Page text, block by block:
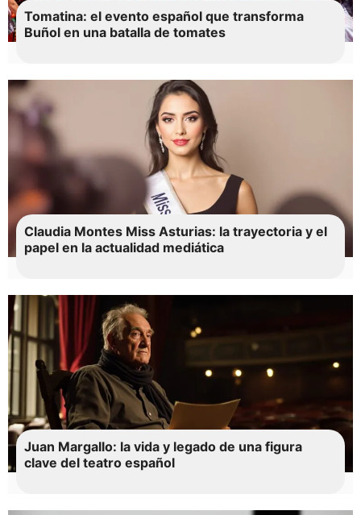
Tomatina: el evento español que transforma
Buñol en una batalla de tomates
Claudia Montes Miss Asturias: la trayectoria y el
papel en la actualidad mediática
Juan Margallo: la vida y legado de una figura
clave del teatro español